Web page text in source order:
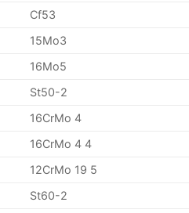
Cf53
15Mo3
16Mo5
St50-2
16CrMo 4
16CrMo 4 4
12CrMo 19 5
St60-2